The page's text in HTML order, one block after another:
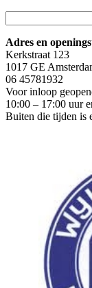
Adres en
Kerkstraat 123
1017 GE
06 45781932
Voor inloop
10:00 – 17:00 uur
Buiten die tijden is